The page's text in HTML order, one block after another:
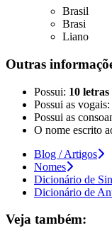
Brasil
Brasi
Liano
Outras
Possui: 10 letras
Possui as vogais:
Possui as
O nome escrito
Blog / Artigos
Nomes
Dicionário de
Dicionário de
Veja também: